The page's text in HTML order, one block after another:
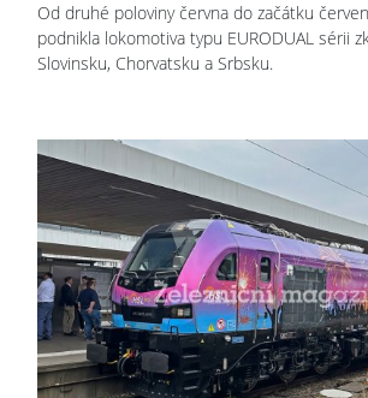
Od druhé poloviny června do začátku
podnikla lokomotiva typu EURODUAL sérii
Slovinsku, Chorvatsku a Srbsku.